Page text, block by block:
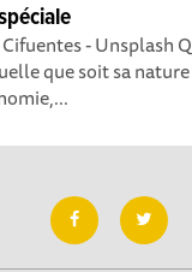
- Unsplash
que soit sa